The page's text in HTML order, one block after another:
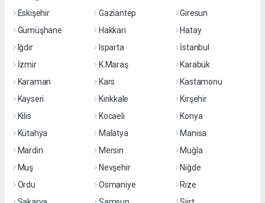
Eskişehir
Gaziantep
Giresun
Gümüşhane
Hakkari
Hatay
Iğdır
Isparta
İstanbul
İzmir
K.Maraş
Karabük
Karaman
Kars
Kastamonu
Kayseri
Kırıkkale
Kırşehir
Kilis
Kocaeli
Konya
Kütahya
Malatya
Manisa
Mardin
Mersin
Muğla
Muş
Nevşehir
Niğde
Ordu
Osmaniye
Rize